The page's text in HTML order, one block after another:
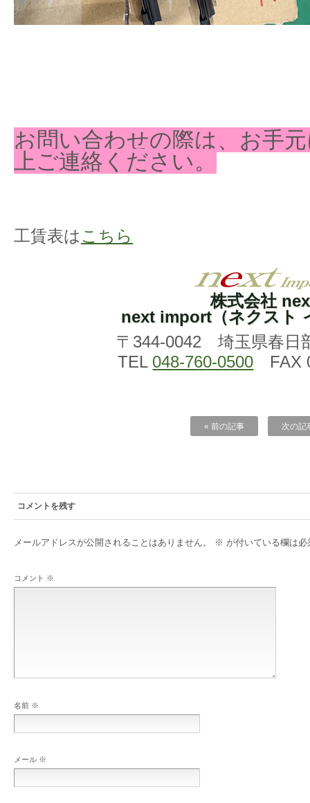
お問い合わせの際は、お手
上ご連絡ください。
工賃表は こちら
株式会社
next import（ネクスト
〒344-0042 埼玉県春日
TEL 048-760-0500 FAX
« 前の記事 次の記
コメントを残す
メールアドレスが公開されることはありません。 ※ が付いている欄は必
コメント ※
名前 ※
メール ※